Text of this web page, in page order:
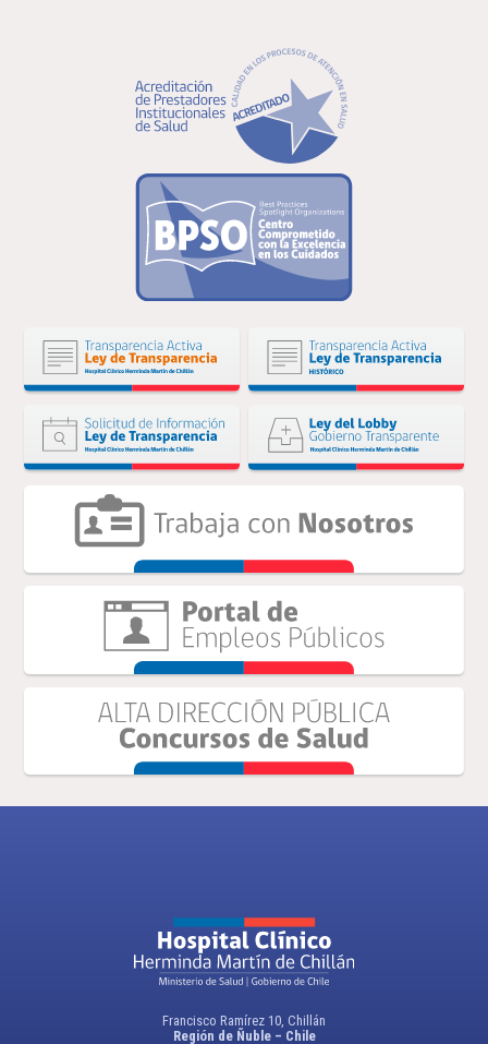
Francisco Ramírez 10, Chillán
Región de Ñuble – Chile